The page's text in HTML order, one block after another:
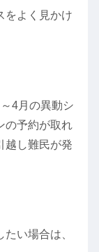
をよく見かけ
4月の異動シ
の予約が取れ
越し難民が発
い場合は、